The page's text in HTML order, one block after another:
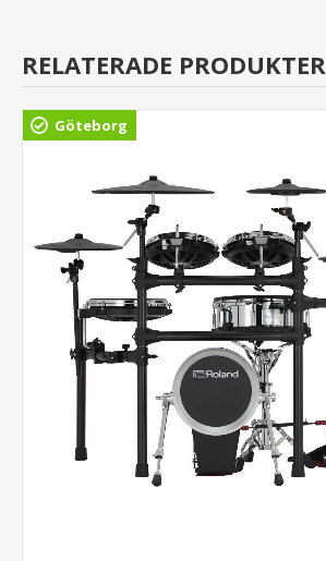
RELATERADE PRODUKTER
Göteborg